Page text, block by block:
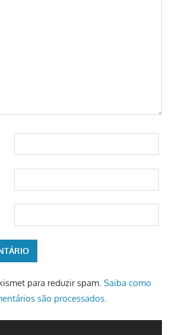
para reduzir spam. Saiba como
são processados.